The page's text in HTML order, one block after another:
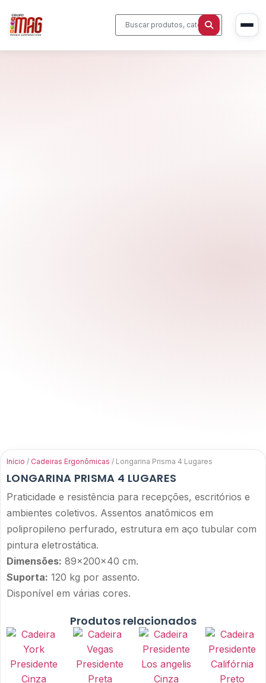
Início / Cadeiras Ergonômicas / Longarina Prisma 4 Lugares
LONGARINA PRISMA 4 LUGARES
Praticidade e resistência para recepções, escritórios e
ambientes coletivos. Assentos anatômicos em
polipropileno perfurado, estrutura em aço tubular com
pintura eletrostática.
Dimensões: 89x200x40 cm.
Suporta: 120 kg por assento.
Disponível em várias cores.
Produtos relacionados